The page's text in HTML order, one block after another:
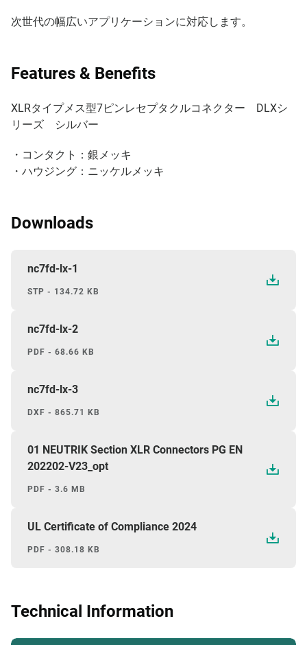
次世代の幅広いアプリケーションに対応します。
Features & Benefits
XLRタイプメス型7ピンレセプタクルコネクター DLXシ
リーズ シルバー
・コンタクト：銀メッキ
・ハウジング：ニッケルメッキ
Downloads
nc7fd-lx-1
STP - 134.72 KB
nc7fd-lx-2
PDF - 68.66 KB
nc7fd-lx-3
DXF - 865.71 KB
01 NEUTRIK Section XLR Connectors PG EN
202202-V23_opt
PDF - 3.6 MB
UL Certificate of Compliance 2024
PDF - 308.18 KB
Technical Information